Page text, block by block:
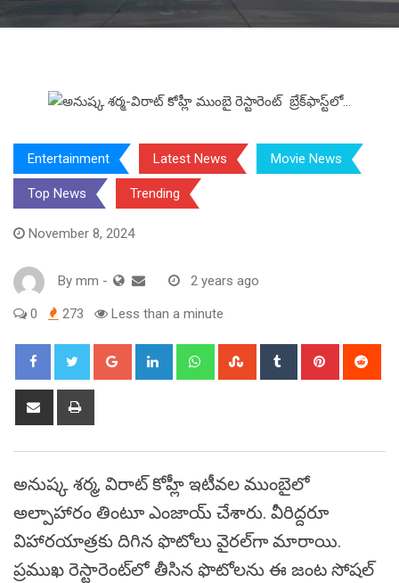
Entertainment Latest News Movie News
Top News Trending
November 8, 2024
By mm - 2 years ago
0 273 Less than a minute
Google+ LinkedIn WhatsappStumbleUpon
Tumblr Pinterest
Share
అనుష్క శర్మ, విరాట్ కోహ్లీ ఇటీవల ముంబైలో
అల్పాహారం తింటూ ఎంజాయ్ చేశారు. వీరిద్దరూ
విహారయాత్రకు దిగిన ఫొటోలు వైరల్‌గా మారాయి.
ప్రముఖ రెస్టారెంట్‌లో తీసిన ఫొటోలను ఈ జంట సోషల్